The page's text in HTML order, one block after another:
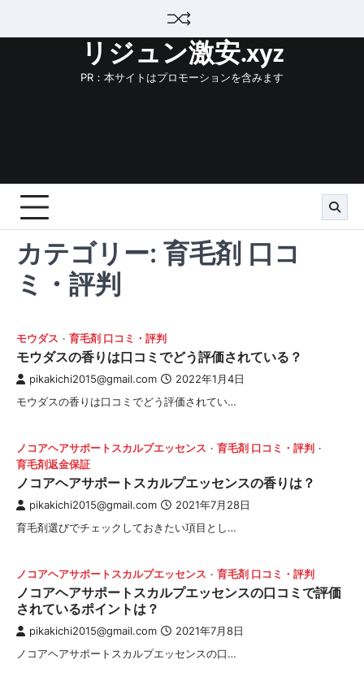
リジュン激安.xyz
PR：本サイトはプロモーションを含みます
カテゴリー: 育毛剤 口コ
ミ・評判
モウダス 育毛剤 口コミ・評判
モウダスの香りは口コミでどう評価されている？
pikakichi2015@gmail.com 2022年1月4日
モウダスの香りは口コミでどう評価されてい…
ノコアヘアサポートスカルプエッセンス
育毛剤 口コミ・評判
育毛剤返金保証
ノコアヘアサポートスカルプエッセンスの香りは？
pikakichi2015@gmail.com 2021年7月28日
育毛剤選びでチェックしておきたい項目とし…
ノコアヘアサポートスカルプエッセンス 育毛剤 口コミ・評判
ノコアヘアサポートスカルプエッセンスの口コミで評価
されているポイントは？
pikakichi2015@gmail.com 2021年7月8日
ノコアヘアサポートスカルプエッセンスの口…